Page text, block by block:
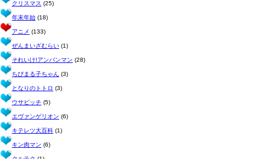
クリスマス (25)
年末年始 (18)
アニメ (133)
ぜんまいざむらい (1)
それいけ!アンパンマン (28)
ちびまる子ちゃん (3)
となりのトトロ (3)
ウサビッチ (5)
エヴァンゲリオン (6)
キテレツ大百科 (1)
キン肉マン (6)